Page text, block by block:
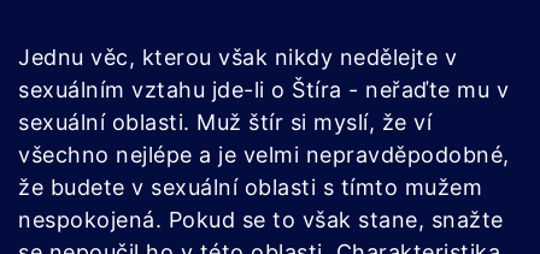
Jednu věc, kterou však nikdy nedělejte v
sexuálním vztahu jde-li o Štíra - neřaďte mu v
sexuální oblasti. Muž štír si myslí, že ví
všechno nejlépe a je velmi nepravděpodobné,
že budete v sexuální oblasti s tímto mužem
nespokojená. Pokud se to však stane, snažte